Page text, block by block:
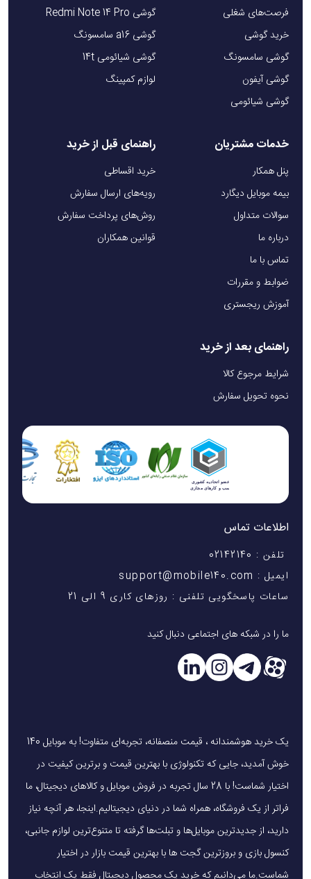
فرصت‌های شغلی
خرید گوشی
گوشی سامسونگ
گوشی آیفون
گوشی شیائومی
گوشی Redmi Note 14 Pro
گوشی a16 سامسونگ
گوشی شیائومی 14t
لوازم کمپینگ
خدمات مشتریان
پنل همکار
بیمه موبایل دیگارد
سوالات متداول
درباره ما
تماس با ما
ضوابط و مقررات
آموزش ریجستری
راهنمای قبل از خرید
خرید اقساطی
رویه‌های ارسال سفارش
روش‌های پرداخت سفارش
قوانین همکاران
راهنمای بعد از خرید
شرایط مرجوع کالا
نحوه تحویل سفارش
اطلاعات تماس
تلفن : 02142140
ایمیل : support@mobile140.com
ساعات پاسخگویی تلفنی : روزهای کاری 9 الی 21
ما را در شبکه های اجتماعی دنبال کنید
یک خرید هوشمندانه ، قیمت منصفانه، تجربه‌ای متفاوت! به موبایل 140
خوش آمدید، جایی که تکنولوژی با بهترین قیمت و برترین کیفیت در
اختیار شماست! با 28 سال تجربه در فروش موبایل و کالاهای دیجیتال، ما
فراتر از یک فروشگاه، همراه شما در دنیای دیجیتالیم.اینجا، هر آنچه نیاز
دارید، از جدیدترین موبایل‌ها و تبلت‌ها گرفته تا متنوع‌ترین لوازم جانبی،
کنسول بازی و بروزترین گجت ها با بهترین قیمت بازار در اختیار
شماست.ما می‌دانیم که خرید یک محصول دیجیتال فقط یک انتخاب